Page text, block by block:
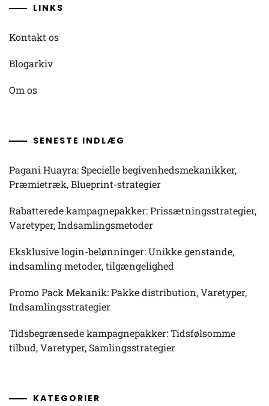
LINKS
Kontakt os
Blogarkiv
Om os
SENESTE INDLÆG
Pagani Huayra: Specielle begivenhedsmekanikker,
Præmietræk, Blueprint-strategier
Rabatterede kampagnepakker: Prissætningsstrategier,
Varetyper, Indsamlingsmetoder
Eksklusive login-belønninger: Unikke genstande,
indsamling metoder, tilgængelighed
Promo Pack Mekanik: Pakke distribution, Varetyper,
Indsamlingsstrategier
Tidsbegrænsede kampagnepakker: Tidsfølsomme
tilbud, Varetyper, Samlingsstrategier
KATEGORIER